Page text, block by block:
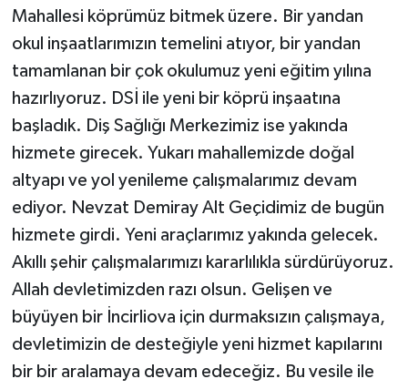
Mahallesi köprümüz bitmek üzere. Bir yandan
okul inşaatlarımızın temelini atıyor, bir yandan
tamamlanan bir çok okulumuz yeni eğitim yılına
hazırlıyoruz. DSİ ile yeni bir köprü inşaatına
başladık. Diş Sağlığı Merkezimiz ise yakında
hizmete girecek. Yukarı mahallemizde doğal
altyapı ve yol yenileme çalışmalarımız devam
ediyor. Nevzat Demiray Alt Geçidimiz de bugün
hizmete girdi. Yeni araçlarımız yakında gelecek.
Akıllı şehir çalışmalarımızı kararlılıkla sürdürüyoruz.
Allah devletimizden razı olsun. Gelişen ve
büyüyen bir İncirliova için durmaksızın çalışmaya,
devletimizin de desteğiyle yeni hizmet kapılarını
bir bir aralamaya devam edeceğiz. Bu vesile ile